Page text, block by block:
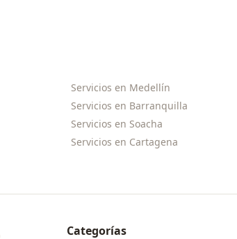
Servicios en Medellín
Servicios en Barranquilla
Servicios en Soacha
Servicios en Cartagena
Categorías